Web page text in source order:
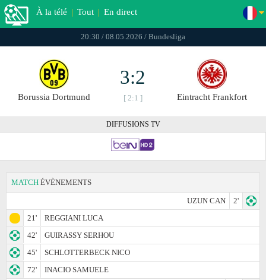
À la télé | Tout | En direct
20:30 / 08.05.2026 / Bundesliga
Borussia Dortmund
3:2
[ 2:1 ] Eintracht Frankfоrt
DIFFUSIONS TV
MATCH ÉVÈNEMENTS
UZUN CAN
2'
21'
REGGIANI LUCA
42'
GUIRASSY SERHOU
45'
SCHLOTTERBECK NICO
72'
INACIO SAMUELE